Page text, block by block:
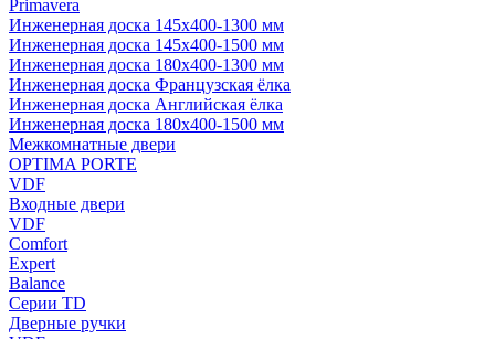
Primavera
Инженерная доска 145x400-1300 мм
Инженерная доска 145x400-1500 мм
Инженерная доска 180x400-1300 мм
Инженерная доска Французская ёлка
Инженерная доска Английская ёлка
Инженерная доска 180x400-1500 мм
Межкомнатные двери
OPTIMA PORTE
VDF
Входные двери
VDF
Comfort
Expert
Balance
Серии TD
Дверные ручки